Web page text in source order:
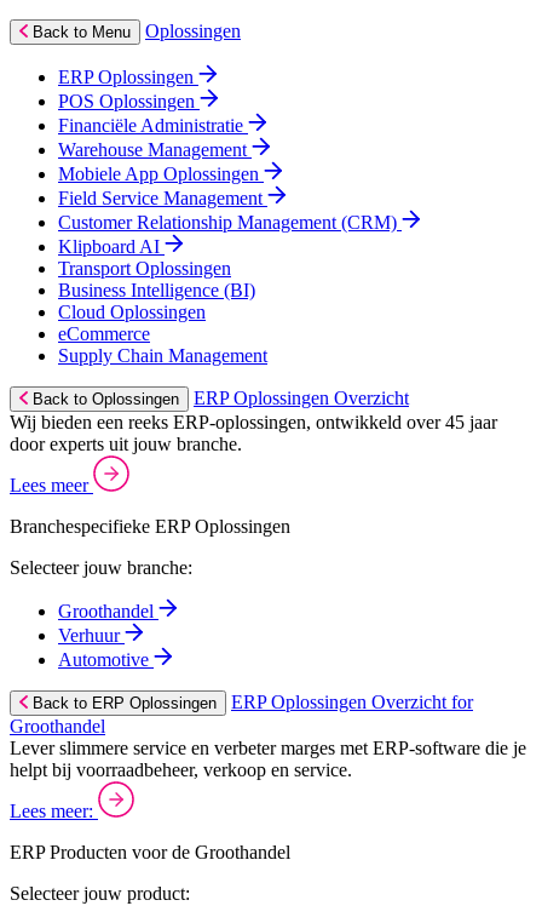
Back to Menu Oplossingen
ERP Oplossingen
POS Oplossingen
Financiële Administratie
Warehouse Management
Mobiele App Oplossingen
Field Service Management
Customer Relationship Management (CRM)
Klipboard AI
Transport Oplossingen
Business Intelligence (BI)
Cloud Oplossingen
eCommerce
Supply Chain Management
Back to Oplossingen
ERP Oplossingen Overzicht
Wij bieden een reeks ERP-oplossingen, ontwikkeld over 45 jaar
door experts uit jouw branche.
Lees meer
Branchespecifieke ERP Oplossingen
Selecteer jouw branche:
Groothandel
Verhuur
Automotive
Back to ERP Oplossingen
ERP Oplossingen Overzicht for
Groothandel
Lever slimmere service en verbeter marges met ERP-software die je
helpt bij voorraadbeheer, verkoop en service.
Lees meer:
ERP Producten voor de Groothandel
Selecteer jouw product: